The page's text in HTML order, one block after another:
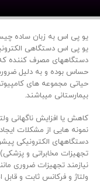
یو پی اس به زبان ساده
یو پی اس دستگاهی
دستگاه­های مصر­ف­ کننده
حساس بوده و به دلیل
حیاتی مجموعه­ های
بیمارستانی می­باشند.
کاهش یا افزایش ناگهانی
نمونه­ هایی از مشکلات
دستگاه­های الکترونیکی
تجهیزات مخابراتی و
نیازمند تجهیزات ضروری
ولتاژ و فرکانس ثابت و قابل